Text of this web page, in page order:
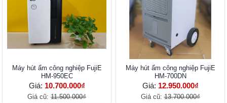
Máy hút ẩm công nghiệp FujiE
HM-950EC
Giá: 10.700.000₫
Giá cũ: 11.500.000₫
Máy hút ẩm công nghiệp FujiE
HM-700DN
Giá: 12.950.000₫
Giá cũ:13.700.000₫